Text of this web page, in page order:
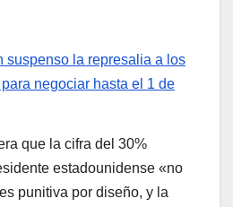
suspenso la represalia a los
negociar hasta el 1 de
que la cifra del 30%
estadounidense «no
punitiva por diseño, y la